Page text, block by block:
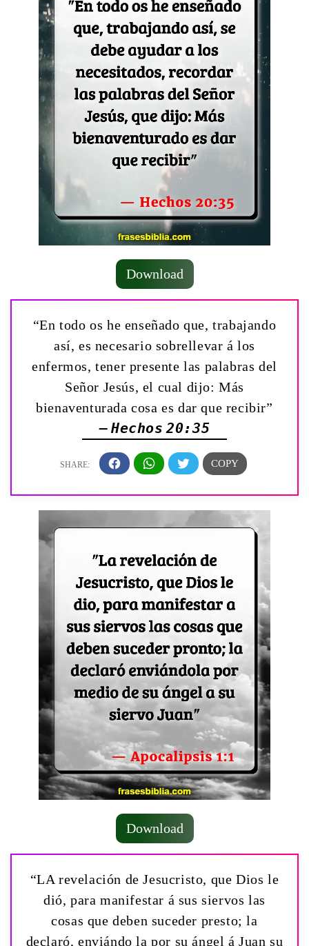
Download
“En todo os he enseñado que, trabajando
así, es necesario sobrellevar á los
enfermos, tener presente las palabras del
Señor Jesús, el cual dijo: Más
bienaventurada cosa es dar que recibir”
— Hechos 20:35
Download
“LA revelación de Jesucristo, que Dios le
dió, para manifestar á sus siervos las
cosas que deben suceder presto; la
declaró, enviándo la por su ángel á Juan su